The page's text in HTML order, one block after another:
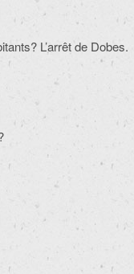
L’arrêt de Dobes.